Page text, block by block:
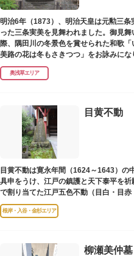
碑との関係は、明らかではありません。
なお、隅田川の対岸、木母寺（墨田区堤
（都旧跡）があり、この妙亀塚と相対
明治6年（1873）、明治天皇は元勲三
った三条実美を見舞われました。御見
際、隅田川の冬景色を賞せられた和歌
美路の花は冬もさきつつ」をお詠みに
にあります。
奥浅草エリア
目黄不動
目黄不動は寛永年間（1624～1643）の
具申をうけ、江戸の鎮護と天下泰平を
で割り当てた江戸五色不動（目白・目赤
根岸・入谷・金杉エリア
柳瀬美仲墓